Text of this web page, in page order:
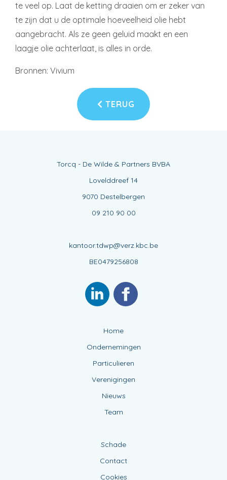
te veel op. Laat de ketting draaien om er zeker van
te zijn dat u de optimale hoeveelheid olie hebt
aangebracht. Als ze geen geluid maakt en een
laagje olie achterlaat, is alles in orde.
Bronnen: Vivium
TERUG
Torcq - De Wilde & Partners BVBA
Lovelddreef 14
9070 Destelbergen
09 210 90 00
kantoor.tdwp@verz.kbc.be
BE0479256808
Home
Ondernemingen
Particulieren
Verenigingen
Nieuws
Team
Schade
Contact
Cookies